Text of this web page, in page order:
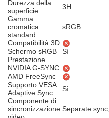
Durezza della
superficie
3H
Gamma
cromatica
standard
sRGB
Compatibilità 3D
Schermo sRGB
Sì
Prestazione
NVIDIA G-SYNC
AMD FreeSync
Supporto VESA
Adaptive Sync
Sì
Componente di
sincronizzazione Separate